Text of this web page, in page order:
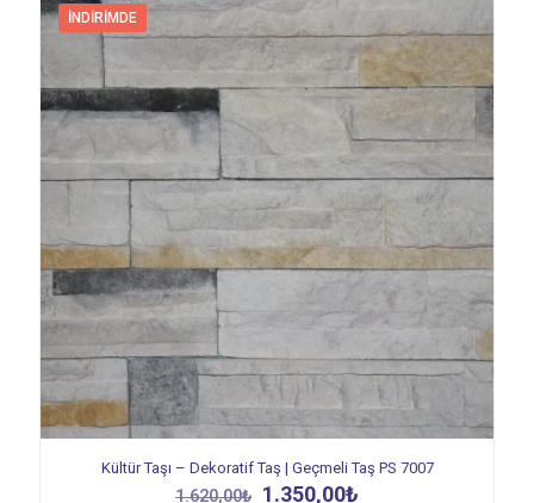
İNDIRIMDE
Kültür Taşı – Dekoratif Taş | Geçmeli Taş PS 7007
1.620,00₺ Orijinal
1.350,00₺